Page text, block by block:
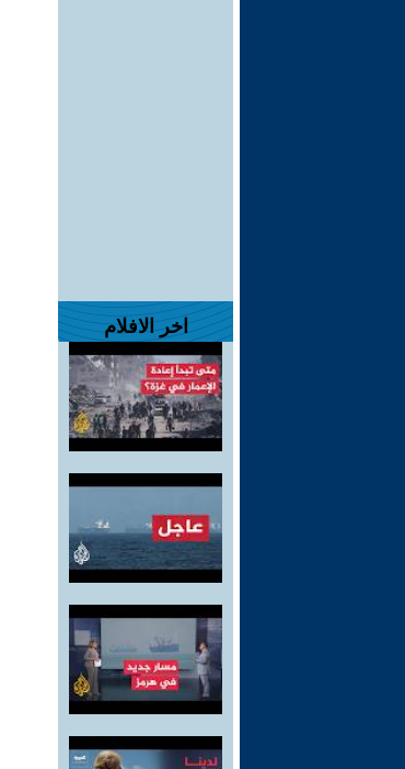
اخر الافلام